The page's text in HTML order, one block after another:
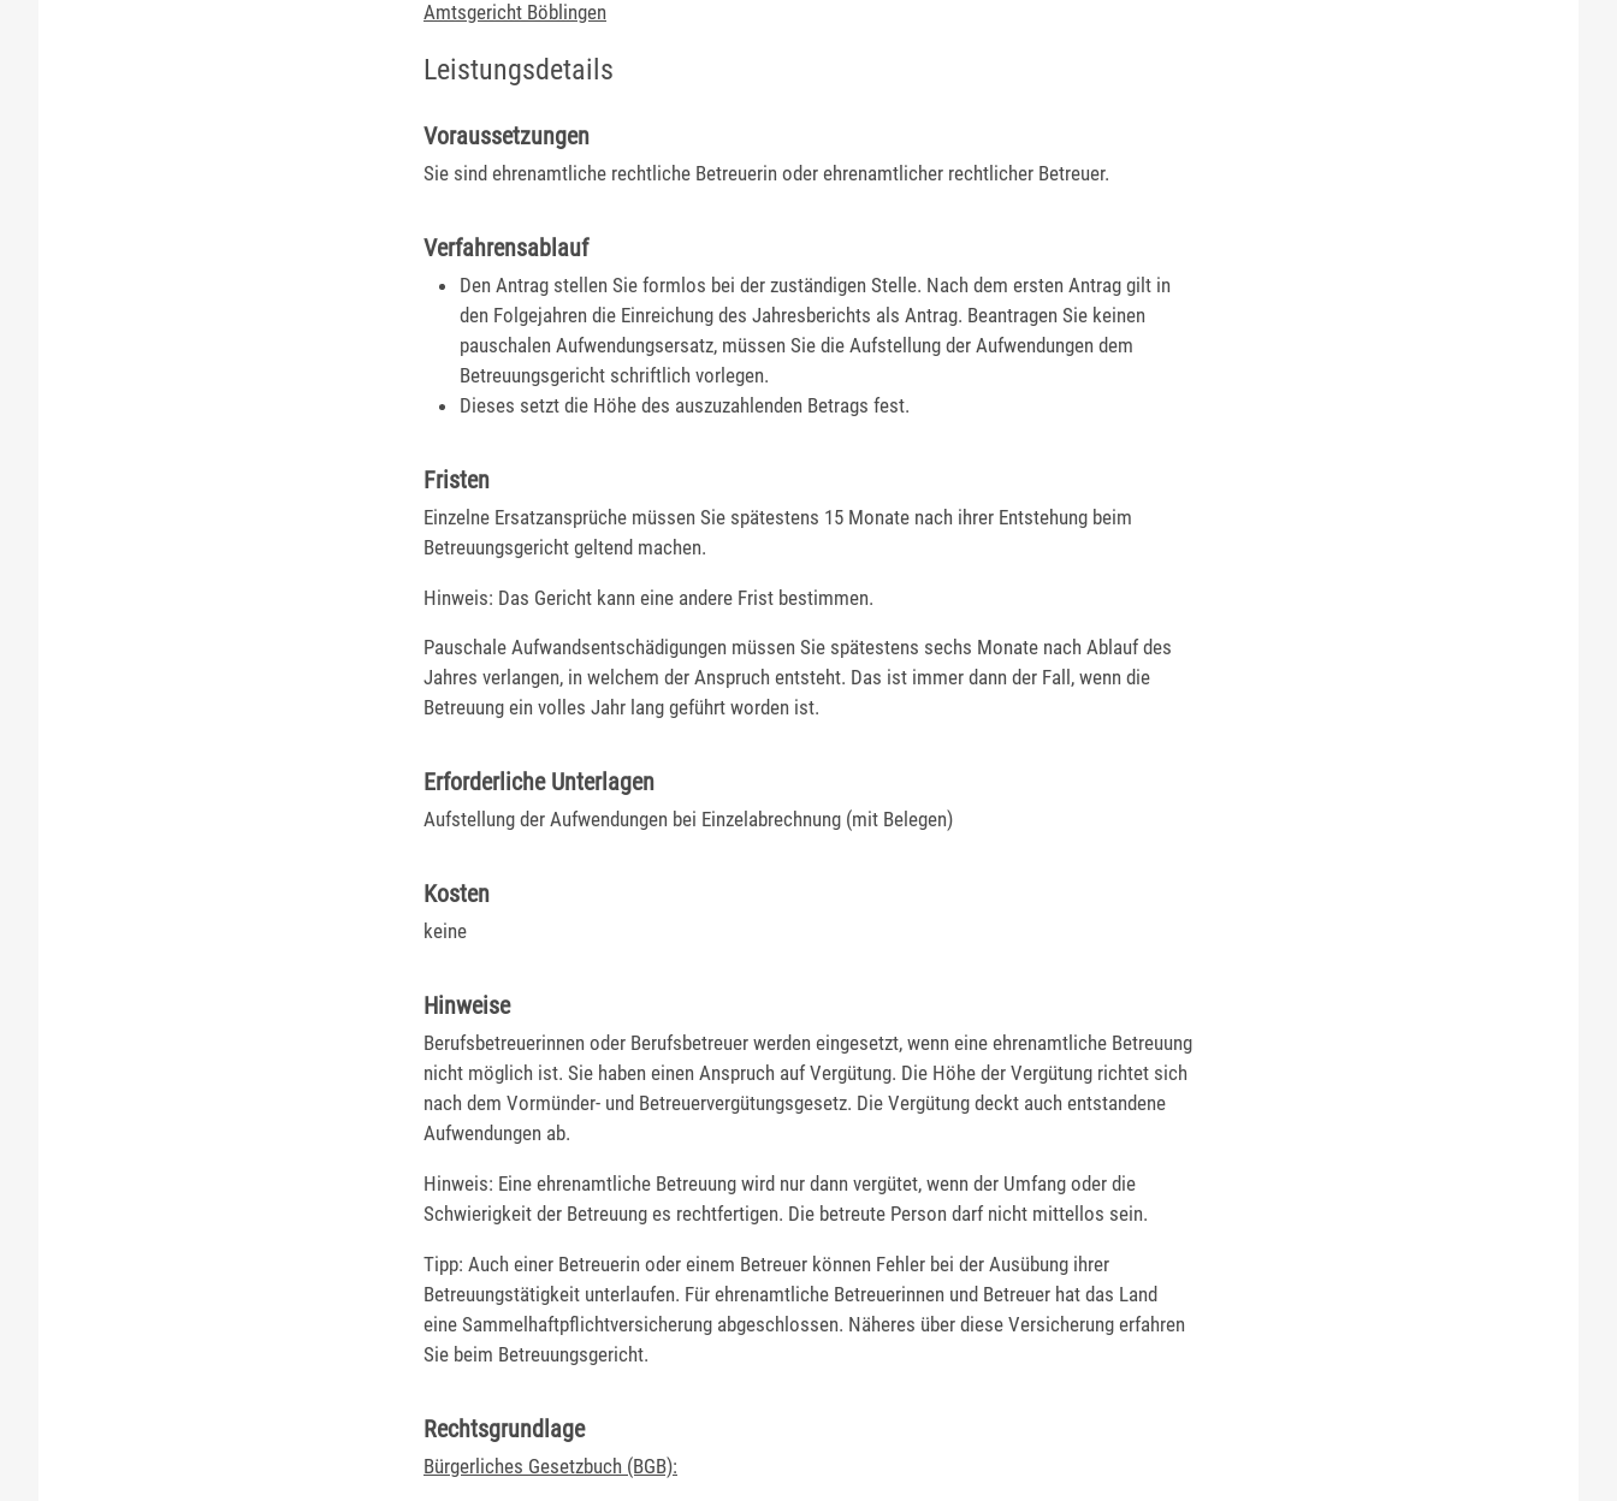
Amtsgericht Böblingen
Leistungsdetails
Voraussetzungen
Sie sind ehrenamtliche rechtliche Betreuerin oder ehrenamtlicher rechtlicher Betreuer.
Verfahrensablauf
Den Antrag stellen Sie formlos bei der zuständigen Stelle. Nach dem ersten Antrag gilt in
den Folgejahren die Einreichung des Jahresberichts als Antrag. Beantragen Sie keinen
pauschalen Aufwendungsersatz, müssen Sie die Aufstellung der Aufwendungen dem
Betreuungsgericht schriftlich vorlegen.
Dieses setzt die Höhe des auszuzahlenden Betrags fest.
Fristen
Einzelne Ersatzansprüche müssen Sie spätestens 15 Monate nach ihrer Entstehung beim
Betreuungsgericht geltend machen.
Hinweis: Das Gericht kann eine andere Frist bestimmen.
Pauschale Aufwandsentschädigungen müssen Sie spätestens sechs Monate nach Ablauf des
Jahres verlangen, in welchem der Anspruch entsteht. Das ist immer dann der Fall, wenn die
Betreuung ein volles Jahr lang geführt worden ist.
Erforderliche Unterlagen
Aufstellung der Aufwendungen bei Einzelabrechnung (mit Belegen)
Kosten
keine
Hinweise
Berufsbetreuerinnen oder Berufsbetreuer werden eingesetzt, wenn eine ehrenamtliche Betreuung
nicht möglich ist. Sie haben einen Anspruch auf Vergütung. Die Höhe der Vergütung richtet sich
nach dem Vormünder- und Betreuervergütungsgesetz. Die Vergütung deckt auch entstandene
Aufwendungen ab.
Hinweis: Eine ehrenamtliche Betreuung wird nur dann vergütet, wenn der Umfang oder die
Schwierigkeit der Betreuung es rechtfertigen. Die betreute Person darf nicht mittellos sein.
Tipp: Auch einer Betreuerin oder einem Betreuer können Fehler bei der Ausübung ihrer
Betreuungstätigkeit unterlaufen. Für ehrenamtliche Betreuerinnen und Betreuer hat das Land
eine Sammelhaftpflichtversicherung abgeschlossen. Näheres über diese Versicherung erfahren
Sie beim Betreuungsgericht.
Rechtsgrundlage
Bürgerliches Gesetzbuch (BGB):